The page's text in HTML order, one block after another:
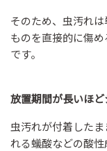
そのため、虫汚れ
ものを直接的に傷
です。
放置期間が長いほ
虫汚れが付着した
れる蟻酸などの酸